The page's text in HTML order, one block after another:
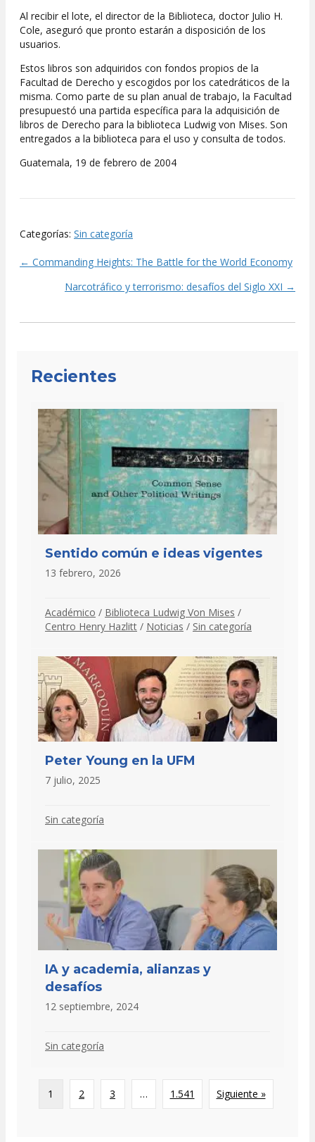
Al recibir el lote, el director de la Biblioteca, doctor Julio H.
Cole, aseguró que pronto estarán a disposición de los
usuarios.
Estos libros son adquiridos con fondos propios de la
Facultad de Derecho y escogidos por los catedráticos de la
misma. Como parte de su plan anual de trabajo, la Facultad
presupuestó una partida específica para la adquisición de
libros de Derecho para la biblioteca Ludwig von Mises. Son
entregados a la biblioteca para el uso y consulta de todos.
Guatemala, 19 de febrero de 2004
Categorías: Sin categoría
Posts
navigation
← Commanding Heights: The Battle for the World Economy
Narcotráfico y terrorismo: desafíos del Siglo XXI →
Recientes
Sentido común e ideas vigentes
13 febrero, 2026
Académico / Biblioteca Ludwig Von Mises /
Centro Henry Hazlitt / Noticias / Sin categoría
Peter Young en la UFM
7 julio, 2025
Sin categoría
IA y academia, alianzas y
desafíos
12 septiembre, 2024
Sin categoría
1 2 3 … 1.541 Siguiente »